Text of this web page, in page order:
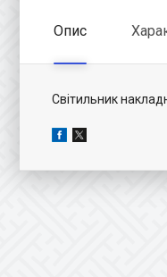
Опис
Світильник